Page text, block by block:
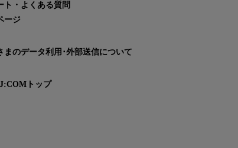
ト・よくある質問
ージ
まのデータ利用･外部送信について
トップ